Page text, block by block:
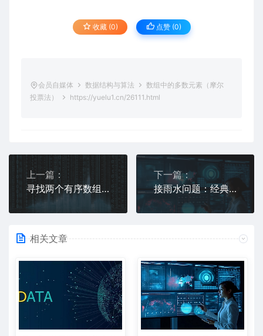
收藏 (0) 点赞 (0)
会员自媒体 数据结构与算法
数组中的多数元素（摩尔
投票法）
https://yuelu1.cn/26111.html
上一篇：
寻找两个有序数组的中位数
下一篇：
接雨水问题：经典数组难题
相关文章